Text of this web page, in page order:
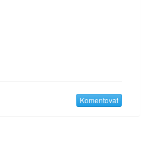
Komentovat